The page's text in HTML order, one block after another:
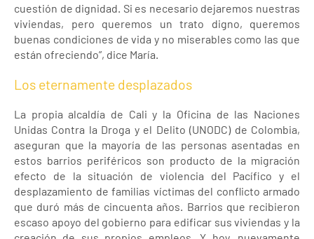
cuestión de dignidad. Si es necesario dejaremos nuestras
viviendas, pero queremos un trato digno, queremos
buenas condiciones de vida y no miserables como las que
están ofreciendo”, dice María.
Los eternamente desplazados
La propia alcaldía de Cali y la Oficina de las Naciones
Unidas Contra la Droga y el Delito (UNODC) de Colombia,
aseguran que la mayoría de las personas asentadas en
estos barrios periféricos son producto de la migración
efecto de la situación de violencia del Pacífico y el
desplazamiento de familias víctimas del conflicto armado
que duró más de cincuenta años. Barrios que recibieron
escaso apoyo del gobierno para edificar sus viviendas y la